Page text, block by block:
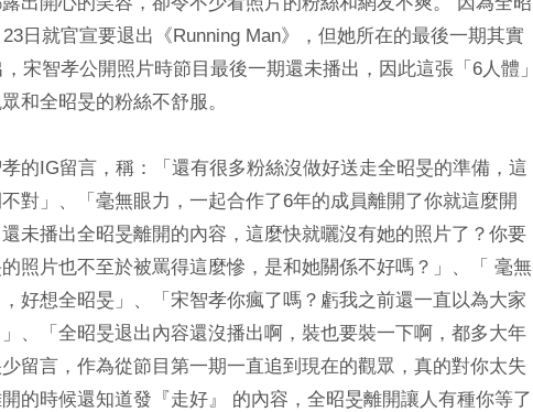
日就官宣要退出《Running Man》，但她所在的最後一期其實
宋智孝公開照片時節目最後一期還未播出，因此這張「6人體」
和全昭旻的粉絲不舒服。
的IG留言，稱：「還有很多粉絲沒做好送走全昭旻的準備，這
對」、「毫無眼力，一起合作了6年的成員離開了你就這麼開
未播出全昭旻離開的內容，這麼快就曬沒有她的照片了？你要
照片也不至於被罵得這麼慘，是和她關係不好嗎？」、「 毫無
好想全昭旻」、「宋智孝你瘋了嗎？虧我之前還一直以為大家
、「全昭旻退出內容還沒播出啊，裝也要裝一下啊，都多大年
留言，作為從節目第一期一直追到現在的觀眾，真的對你太失
的時候還知道發『走好』 的內容，全昭旻離開讓人有種你等了